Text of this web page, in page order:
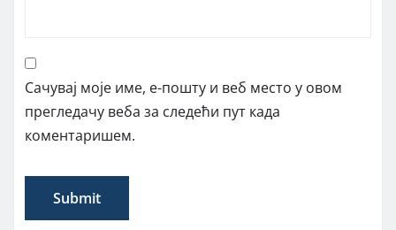
Сачувај моје име, е-пошту и веб место у овом
прегледачу веба за следећи пут када
коментаришем.